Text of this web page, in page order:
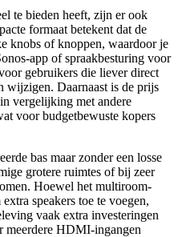
te bieden heeft, zijn er ook
formaat betekent dat de
knobs of knoppen, waardoor je
app of spraakbesturing voor
gebruikers die liever direct
wijzigen. Daarnaast is de prijs
vergelijking met andere
voor budgetbewuste kopers
bas maar zonder een losse
grotere ruimtes of bij zeer
Hoewel het multiroom-
speakers toe te voegen,
vaak extra investeringen
meerdere HDMI-ingangen